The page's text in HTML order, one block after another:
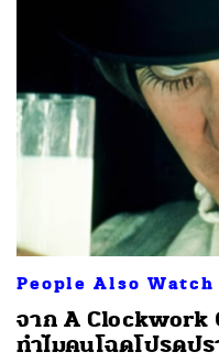
People Also Watch
จาก A Clockwork
ทำไมคนโฉดโปรดป